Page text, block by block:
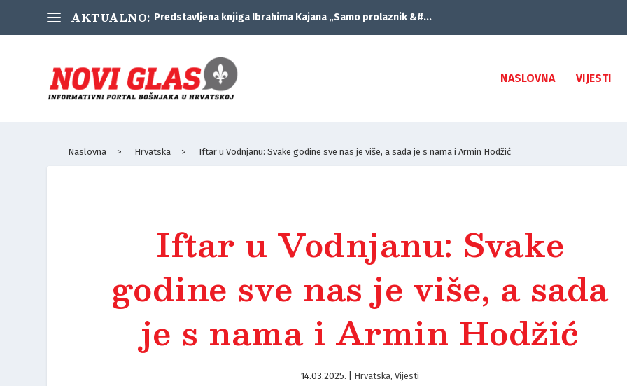
AKTUALNO: Predstavljena knjiga Ibrahima Kajana „Samo prolaznik &#...
NASLOVNA VIJESTI
Naslovna > Hrvatska > Iftar u Vodnjanu: Svake godine sve nas je više, a sada je s nama i Armin Hodžić
Iftar u Vodnjanu: Svake
godine sve nas je više, a sada
je s nama i Armin Hodžić
14.03.2025. Hrvatska,Vijesti